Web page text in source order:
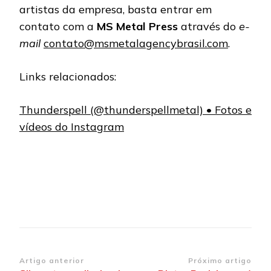
artistas da empresa, basta entrar em
contato com a MS Metal Press através do e-
mail contato@msmetalagencybrasil.com.
Links relacionados:
Thunderspell (@thunderspellmetal) • Fotos e
vídeos do Instagram
Navegação
Artigo anterior Próximo artigo